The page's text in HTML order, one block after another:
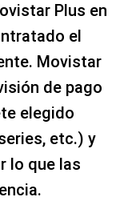
Plus en
el
Movistar
de pago
elegido
etc.) y
lo que las